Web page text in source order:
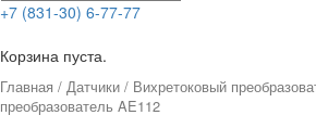
+7 (831-30) 6-77-77
Корзина пуста.
Главная / Датчики / Вихретоковый
преобразователь AE112